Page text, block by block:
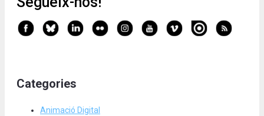
Categories
Animació Digital